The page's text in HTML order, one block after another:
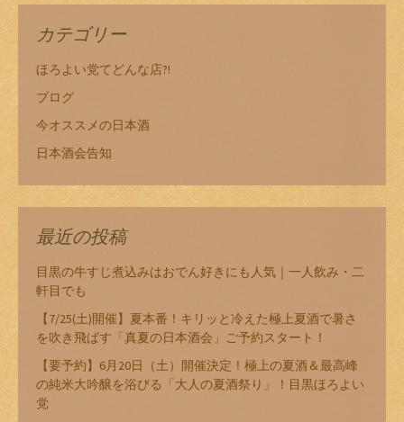
カテゴリー
ほろよい党てどんな店?!
ブログ
今オススメの日本酒
日本酒会告知
最近の投稿
目黒の牛すじ煮込みはおでん好きにも人気｜一人飲み・二
軒目でも
【7/25(土)開催】夏本番！キリッと冷えた極上夏酒で暑さ
を吹き飛ばす「真夏の日本酒会」ご予約スタート！
【要予約】6月20日（土）開催決定！極上の夏酒＆最高峰
の純米大吟醸を浴びる「大人の夏酒祭り」！目黒ほろよい
党